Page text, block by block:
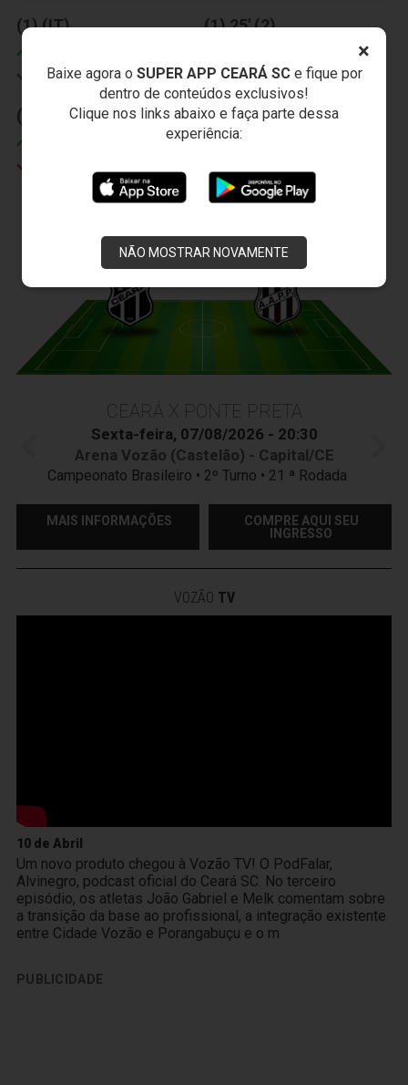
×
Baixe agora o SUPER APP CEARÁ SCe fique por
dentro de conteúdos exclusivos!
Clique nos links abaixo e faça parte dessa
experiência:
NÃO MOSTRAR NOVAMENTE
(1) (IT)
Heleno
(1) 25' (2)
Márcio Careca
(2) 30' (2)
JOGOS DOVOZÃO
CEARÁ X PONTE PRETA
Sexta-feira, 07/08/2026 - 20:30
Arena Vozão (Castelão) - Capital/CE
Campeonato Brasileiro • 2º Turno • 21 ª Rodada
MAIS INFORMAÇÕES
COMPRE AQUI SEU
INGRESSO
VOZÃO TV
10 de Abril
Um novo produto chegou à Vozão TV! O PodFalar,
Alvinegro, podcast oficial do Ceará SC. No terceiro
episódio, os atletas João Gabriel e Melk comentam sobre
a transição da base ao profissional, a integração existente
entre Cidade Vozão e Porangabuçu e o m
PUBLICIDADE